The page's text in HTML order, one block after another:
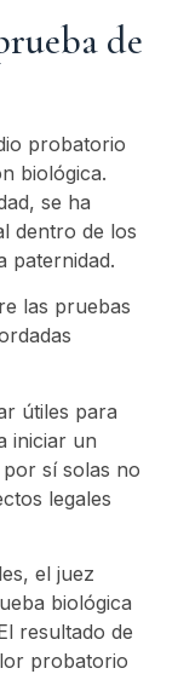
de
probatorio
biológica.
se ha
dentro de los
paternidad.
las pruebas
útiles para
iniciar un
sí solas no
legales
el juez
biológica
resultado de
probatorio